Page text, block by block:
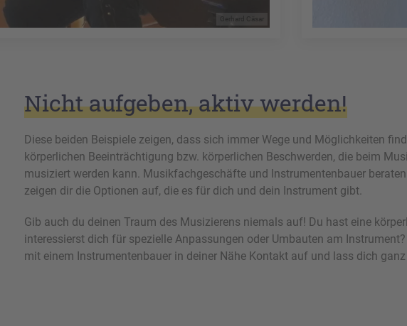
Gerhard Cäsar
Nicht aufgeben, aktiv werden!
Diese beiden Beispiele zeigen, dass sich immer Wege und Möglichkeiten
körperlichen Beeinträchtigung bzw. körperlichen Beschwerden, die beim
musiziert werden kann. Musikfachgeschäfte und Instrumentenbauer
zeigen dir die Optionen auf, die es für dich und dein Instrument gibt.
Gib auch du deinen Traum des Musizierens niemals auf! Du hast eine
interessierst dich für spezielle Anpassungen oder Umbauten am
mit einem Instrumentenbauer in deiner Nähe Kontakt auf und lass dich